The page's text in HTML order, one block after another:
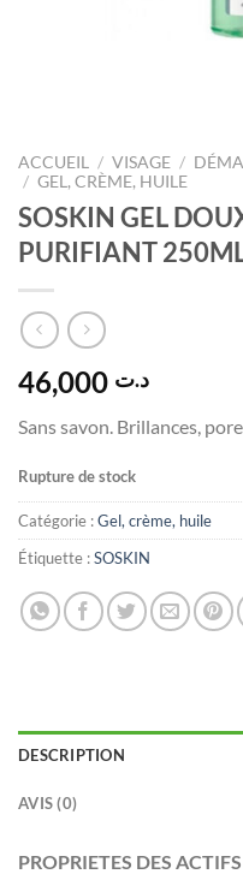
ACCUEIL / VISAGE /
/ GEL, CRÈME, HUILE
SOSKIN GEL
PURIFIANT
د.ت
Sans savon. Brillances,
Rupture de stock
Catégorie :Gel, crème, huile
Étiquette :SOSKIN
DESCRIPTION
AVIS (0)
PROPRIETES DES